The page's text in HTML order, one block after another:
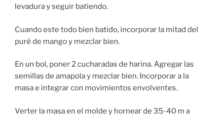
levadura y seguir batiendo.
Cuando este todo bien batido, incorporar la mitad del
puré de mango y mezclar bien.
En un bol, poner 2 cucharadas de harina. Agregar las
semillas de amapola y mezclar bien. Incorporar a la
masa e integrar con movimientos envolventes.
Verter la masa en el molde y hornear de 35-40 m a